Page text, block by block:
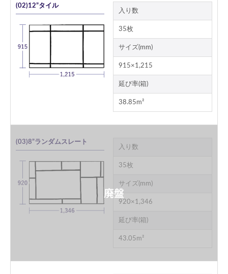
(02)12”タイル
入り数
35枚
サイズ(mm)
915×1,215
延び率(箱)
38.85m²
(03)8”ランダムスレート
入り数
35枚
サイズ(mm)
920×1,346
延び率(箱)
43.05m²